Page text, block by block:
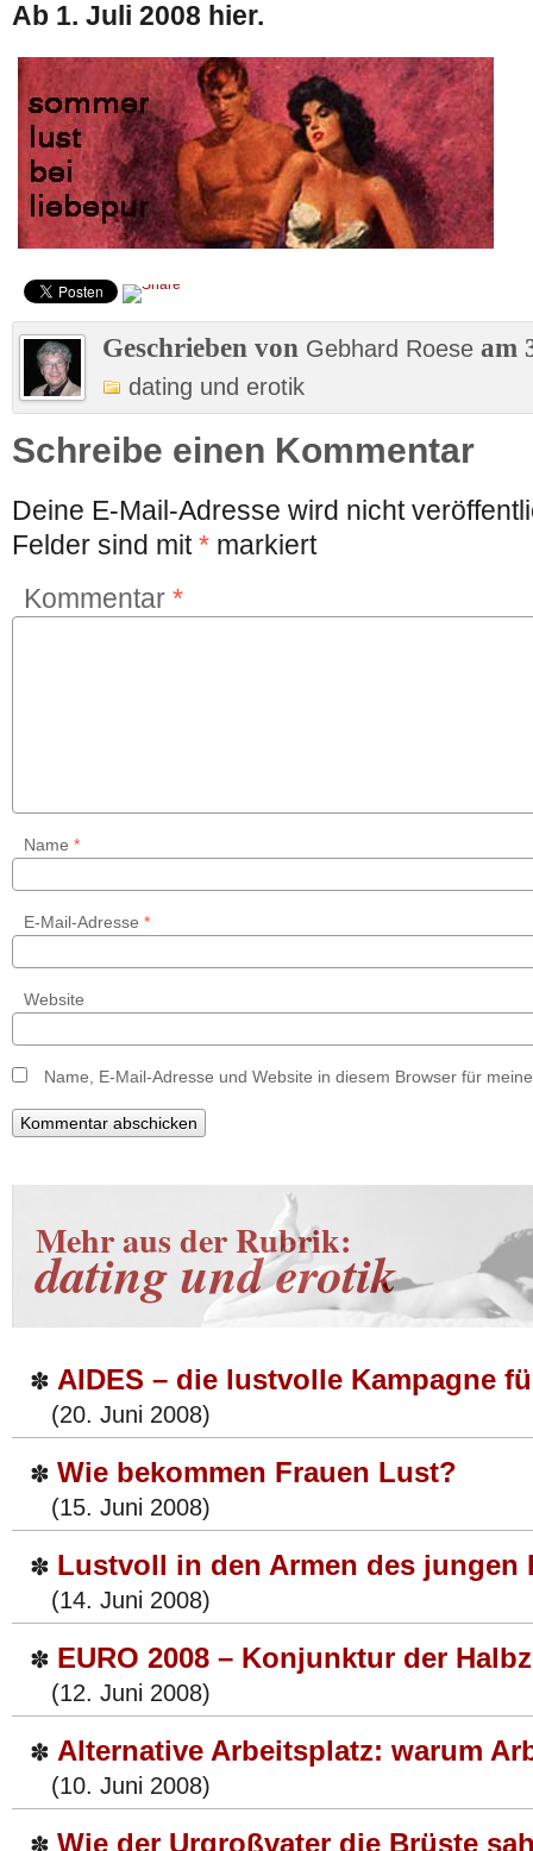
Ab 1. Juli 2008 hier.
Geschrieben von Gebhard Roese am
dating und erotik
Schreibe einen Kommentar
Deine E-Mail-Adresse wird nicht
Felder sind mit* markiert
Kommentar *
Name *
E-Mail-Adresse *
Website
Name, E-Mail-Adresse und Website in diesem Browser für
Mehr aus der Rubrik:
dating und erotik
✽ AIDES – die lustvolle Kampagne
(20. Juni 2008)
✽ Wie bekommen Frauen Lust?
(15. Juni 2008)
✽ Lustvoll in den Armen des jungen
(14. Juni 2008)
✽ EURO 2008 – Konjunktur der
(12. Juni 2008)
✽ Alternative Arbeitsplatz: warum
(10. Juni 2008)
✽ Wie der Urgroßvater die Brüste